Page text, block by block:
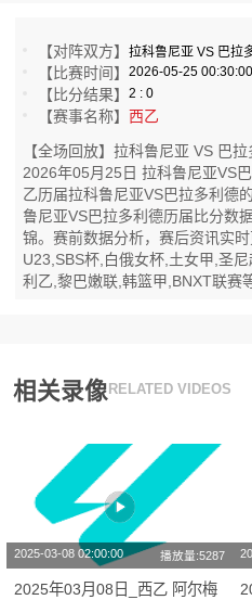
【对阵双方】拉科鲁尼亚 VS 巴拉
【比赛时间】2026-05-25 00:30:00
【比分结果】2 : 0
【赛事名称】西乙
【全场回放】拉科鲁尼亚 VS 巴
2026年05月25日 拉科鲁尼亚VS
乙历届拉科鲁尼亚VS巴拉多利德
鲁尼亚VS巴拉多利德历届比分数
锦。赛前数据分析，赛后资讯实
U23,SBS杯,白俄女杯,土女甲,圣
利乙,黎巴嫩联,韩篮甲,BNXT联赛
相关录像 RELATED VIDEOS
2025-03-08 02:00:00 播放量:5287
2025年03月08日_西乙 阿尔梅